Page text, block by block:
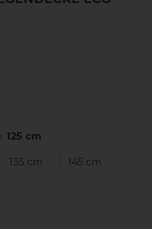
125 cm
135 cm 145 cm